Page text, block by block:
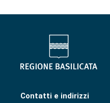
Contatti e indirizzi